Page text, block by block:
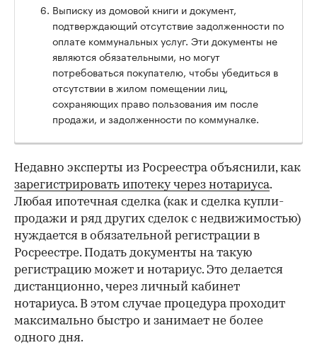
Выписку из домовой книги и документ,
подтверждающий отсутствие задолженности по
оплате коммунальных услуг. Эти документы не
являются обязательными, но могут
потребоваться покупателю, чтобы убедиться в
отсутствии в жилом помещении лиц,
сохраняющих право пользования им после
продажи, и задолженности по коммуналке.
Недавно эксперты из Росреестра объяснили, как
зарегистрировать ипотеку через нотариуса.
Любая ипотечная сделка (как и сделка купли-
продажи и ряд других сделок с недвижимостью)
нуждается в обязательной регистрации в
Росреестре. Подать документы на такую
регистрацию может и нотариус. Это делается
дистанционно, через личный кабинет
нотариуса. В этом случае процедура проходит
максимально быстро и занимает не более
одного дня.